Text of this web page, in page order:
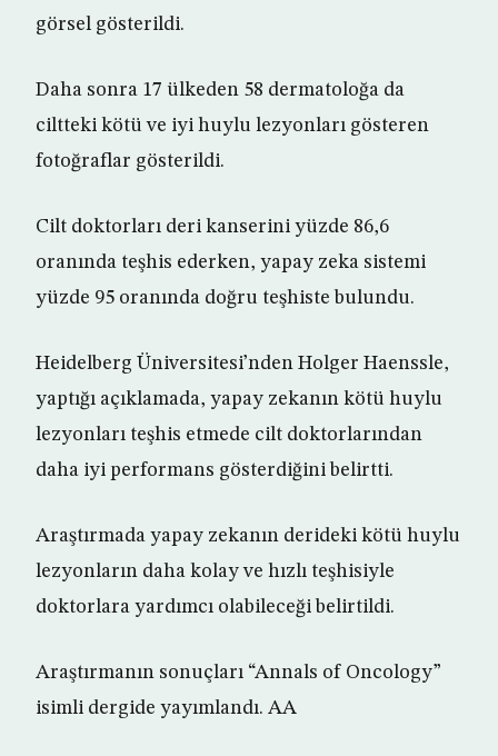
görsel gösterildi.
Daha sonra 17 ülkeden 58 dermatoloğa da
ciltteki kötü ve iyi huylu lezyonları gösteren
fotoğraflar gösterildi.
Cilt doktorları deri kanserini yüzde 86,6
oranında teşhis ederken, yapay zeka sistemi
yüzde 95 oranında doğru teşhiste bulundu.
Heidelberg Üniversitesi’nden Holger Haenssle,
yaptığı açıklamada, yapay zekanın kötü huylu
lezyonları teşhis etmede cilt doktorlarından
daha iyi performans gösterdiğini belirtti.
Araştırmada yapay zekanın derideki kötü huylu
lezyonların daha kolay ve hızlı teşhisiyle
doktorlara yardımcı olabileceği belirtildi.
Araştırmanın sonuçları “Annals of Oncology”
isimli dergide yayımlandı. AA